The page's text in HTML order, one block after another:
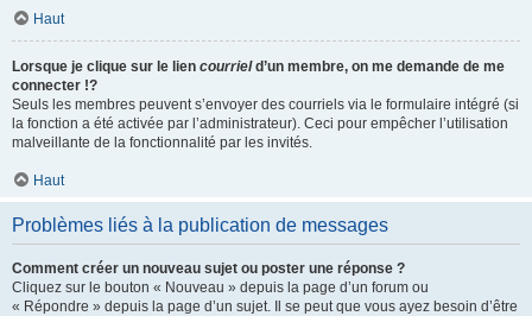
Haut
Lorsque je clique sur le lien courrield’un membre, on me demande de me
connecter !?
Seuls les membres peuvent s’envoyer des courriels via le formulaire intégré (si
la fonction a été activée par l’administrateur). Ceci pour empêcher l’utilisation
malveillante de la fonctionnalité par les invités.
Haut
Problèmes liés à la publication de messages
Comment créer un nouveau sujet ou poster une réponse ?
Cliquez sur le bouton « Nouveau » depuis la page d’un forum ou
« Répondre » depuis la page d’un sujet. Il se peut que vous ayez besoin d’être